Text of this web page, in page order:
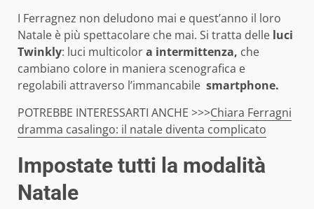
I Ferragnez non deludono mai e quest’anno il loro
Natale è più spettacolare che mai. Si tratta delle luci
Twinkly: luci multicolora intermittenza, che
cambiano colore in maniera scenografica e
regolabili attraverso l’immancabile smartphone.
POTREBBE INTERESSARTI ANCHE >>>Chiara Ferragni
dramma casalingo: il natale diventa complicato
Impostate tutti la modalità
Natale